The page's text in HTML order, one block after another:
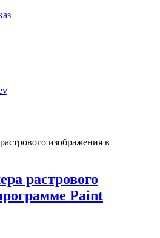
изображения в
растрового
Paint